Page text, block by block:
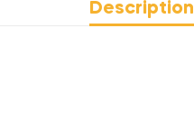
Description